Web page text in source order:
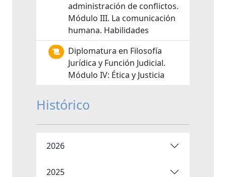
administración de conflictos.
Módulo III. La comunicación
humana. Habilidades
Diplomatura en Filosofía
Jurídica y Función Judicial.
Módulo IV: Ética y Justicia
Histórico
2026
2025